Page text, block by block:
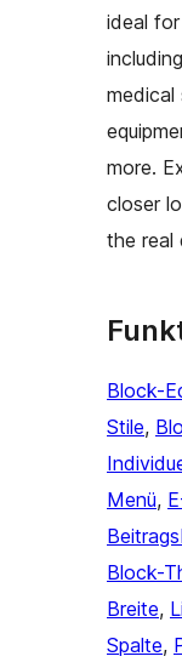
ideal
medical
more.
closer
the real
Block-
Stile,
Menü,
Block-
Breite,
Spalte,